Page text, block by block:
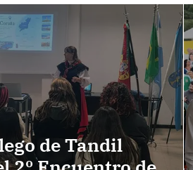
de Tandil